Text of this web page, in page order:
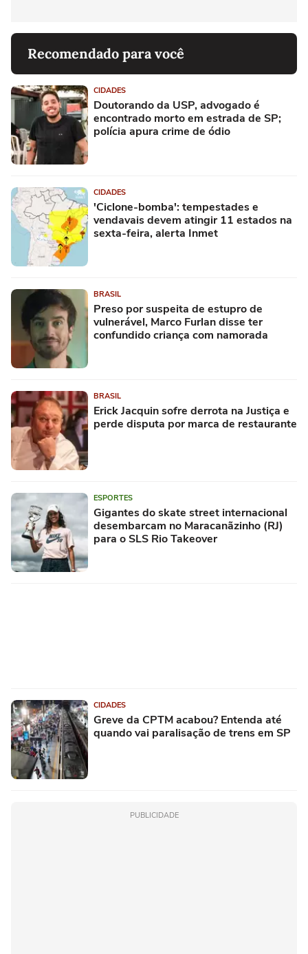
Recomendado para você
CIDADES
Doutorando da USP, advogado é
encontrado morto em estrada de SP;
polícia apura crime de ódio
CIDADES
'Ciclone-bomba': tempestades e
vendavais devem atingir 11 estados na
sexta-feira, alerta Inmet
BRASIL
Preso por suspeita de estupro de
vulnerável, Marco Furlan disse ter
confundido criança com namorada
BRASIL
Erick Jacquin sofre derrota na Justiça e
perde disputa por marca de restaurante
ESPORTES
Gigantes do skate street internacional
desembarcam no Maracanãzinho (RJ)
para o SLS Rio Takeover
CIDADES
Greve da CPTM acabou? Entenda até
quando vai paralisação de trens em SP
PUBLICIDADE